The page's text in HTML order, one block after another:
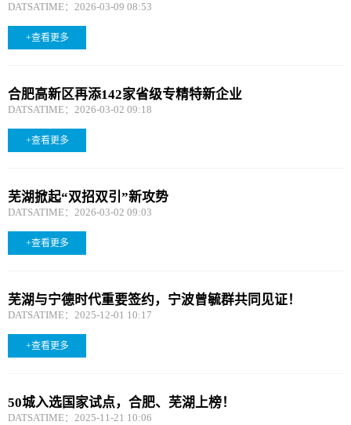
DATSATIME：2026-03-09 08:53
+查看更多
合肥高新区再添142家省级专精特新企业
DATSATIME：2026-03-02 09:18
+查看更多
芜湖掀起“双招双引”新攻势
DATSATIME：2026-03-02 09:03
+查看更多
芜湖与宁德时代重要签约，宁波曾毓群共同见证！
DATSATIME：2025-12-01 10:17
+查看更多
50城入选国家试点，合肥、芜湖上榜！
DATSATIME：2025-11-21 10:06